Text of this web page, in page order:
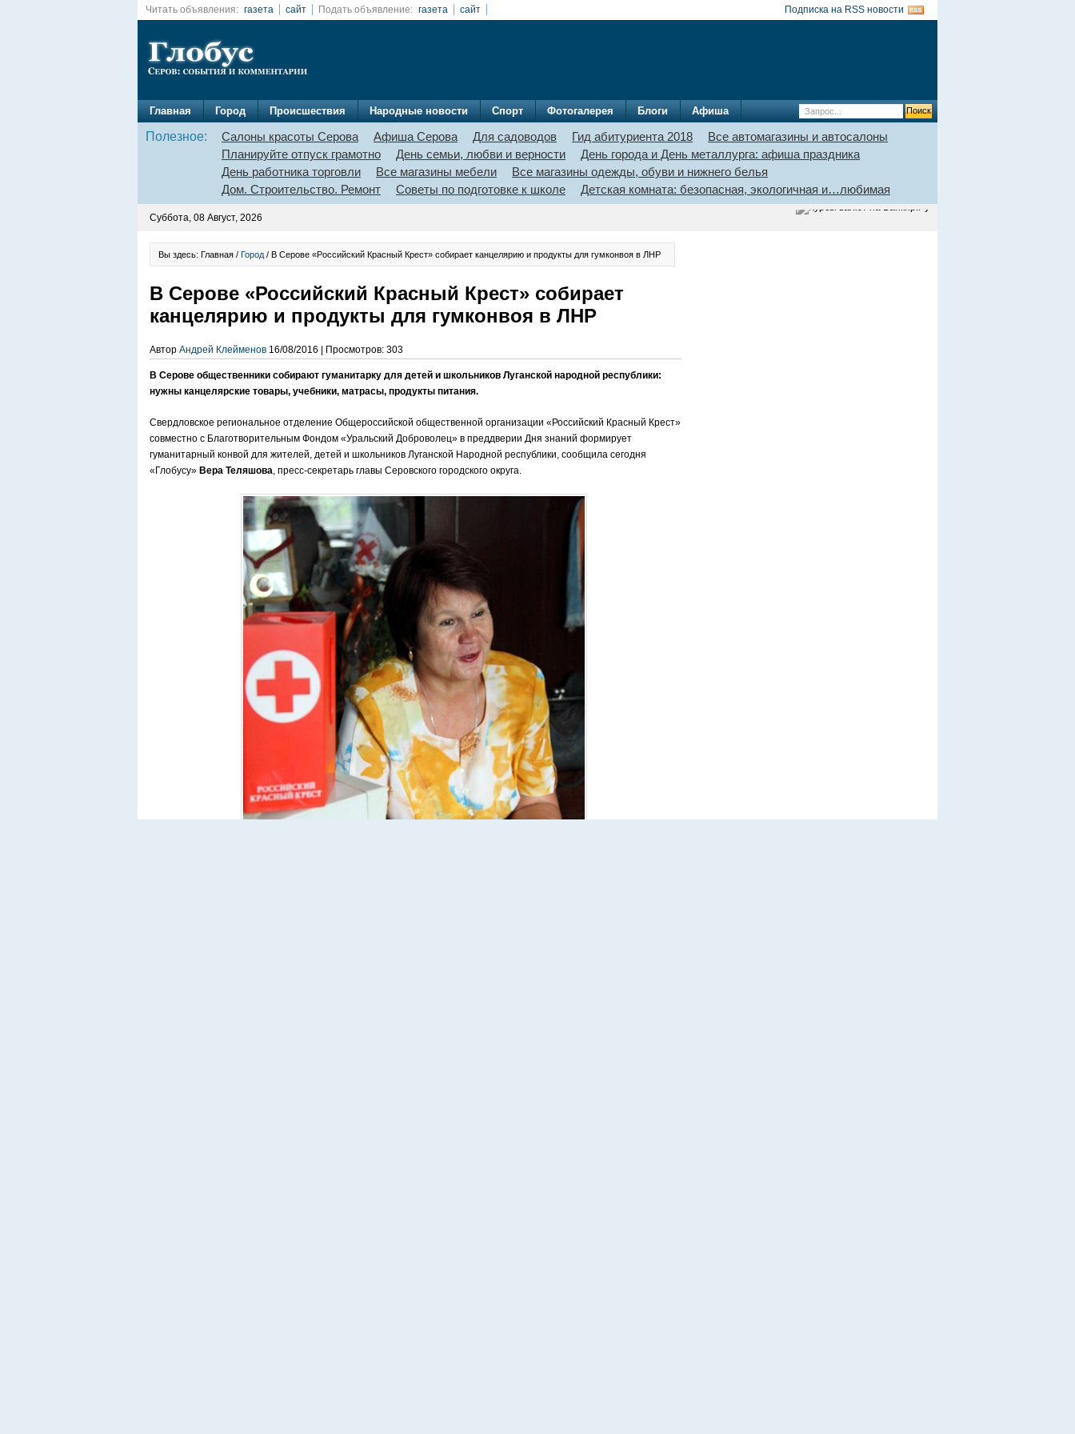
Читать объявления: газета сайт Подать объявление: газета сайт Подписка на RSS новости
Главная Город Происшествия Народные новости Спорт Фотогалерея Блоги Афиша
Полезное: Салоны красоты Серова Афиша Серова Для садоводов Гид абитуриента 2018
Все автомагазины и автосалоны
Планируйте отпуск грамотно
День семьи, любви и верности
День города и День металлурга: афиша праздника
День работника торговли
Все магазины мебели
Все магазины одежды, обуви и нижнего белья
Дом. Строительство. Ремонт
Советы по подготовке к школе Детская комната: безопасная, экологичная и…любимая
Суббота, 08 Август, 2026
Вы здесь: Главная / Город / В Серове «Российский Красный Крест» собирает канцелярию и продукты для гумконвоя в ЛНР
В Серове «Российский Красный Крест» собирает
канцелярию и продукты для гумконвоя в ЛНР
Автор Андрей Клейменов 16/08/2016 | Просмотров: 303
В Серове общественники собирают гуманитарку для детей и школьников Луганской народной республики:
нужны канцелярские товары, учебники, матрасы, продукты питания.
Свердловское региональное отделение Общероссийской общественной организации «Российский Красный Крест»
совместно с Благотворительным Фондом «Уральский Доброволец» в преддверии Дня знаний формирует
гуманитарный конвой для жителей, детей и школьников Луганской Народной республики, сообщила сегодня
«Глобусу» Вера Теляшова, пресс-секретарь главы Серовского городского округа.